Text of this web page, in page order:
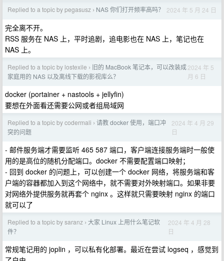
Replied to a topic by pegasusz › NAS 你们打开频率高吗？ 2024 年 5 月 24 日
完全离不开。
RSS 服务在 NAS 上，平时追剧，追电影也在 NAS 上，笔记也在
NAS 上。
Replied to a topic by lostexile › 旧的 MacBook 笔记本，可以改装成
家庭用的 NAS 以及离线下载的影视库么？
2024 年 5
月 6 日
docker (portainer + nastools + jellyfin)
要想在外面看还需要公网或者组局域网
Replied to a topic by codermali › 请教 docker 使用，端口冲
突的问题
2024 年 4 月 29
日
- 邮件服务端才需要监听 465 587 端口，客户端连接服务端时一般使
用的是高位的随机分配端口。docker 不需要配置端口映射；
- 回到 docker 的问题上，可以创建一个 docker 网络，将服务端和客
户端的容器都加入到这个网络中，就不需要对外映射端口。如果非要
对网络外提供服务就再套个 nginx 。这样就只需要映射 nginx 的端口
就可以了
Replied to a topic by saranz › 大家 Linux 上用什么笔记软
件？
2024 年 4 月 28
日
常规笔记用的 joplin ，可以私有化部署。最近在尝试 logseq ，感觉到